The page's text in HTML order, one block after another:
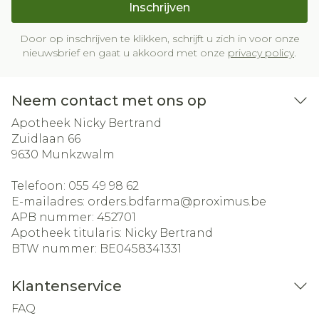
Inschrijven
Door op inschrijven te klikken, schrijft u zich in voor onze
nieuwsbrief en gaat u akkoord met onze privacy policy.
Neem contact met ons op
Apotheek Nicky Bertrand
Zuidlaan 66
9630 Munkzwalm
Telefoon: 055 49 98 62
E-mailadres: orders.bdfarma@proximus.be
APB nummer: 452701
Apotheek titularis: Nicky Bertrand
BTW nummer: BE0458341331
Klantenservice
FAQ